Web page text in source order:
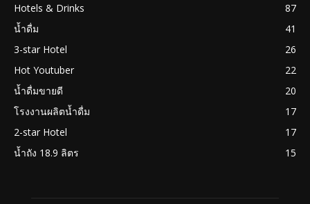
Hotels & Drinks
87
น้ำดื่ม
41
3-star Hotel
26
Hot Youtuber
22
น้ำดื่มขายดี
20
โรงงานผลิตน้ำดื่ม
17
2-star Hotel
17
น้ำถัง 18.9 ลิตร
15